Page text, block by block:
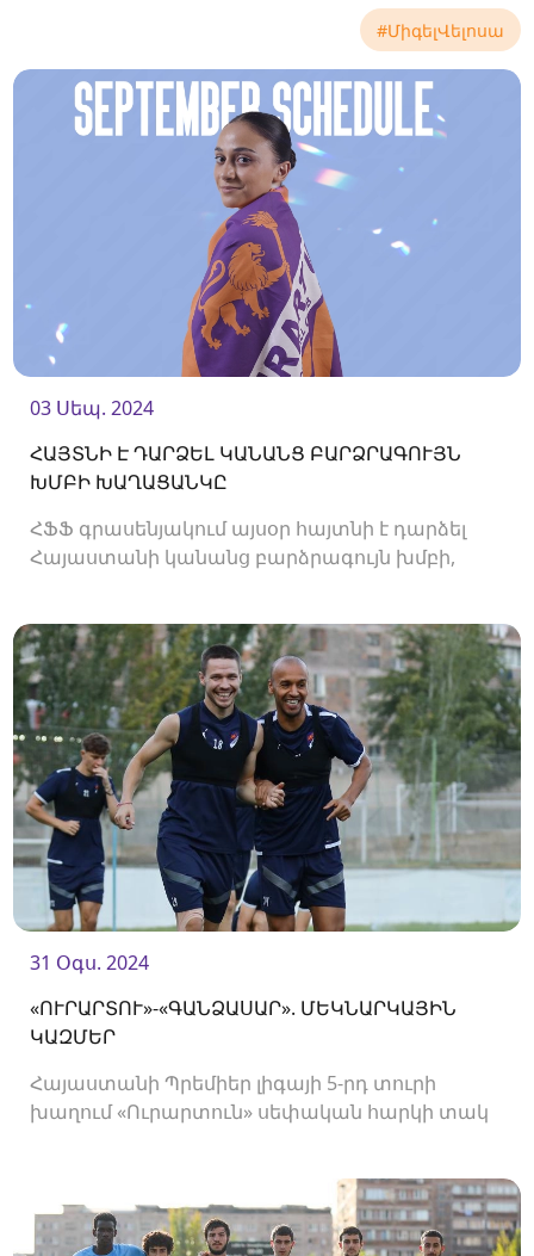
#ՄիգելՎելոսա
03 Սեպ. 2024
ՀԱՅՏՆԻ Է ԴԱՐՁԵԼ ԿԱՆԱՆՑ ԲԱՐՁՐԱԳՈՒՅՆ
ԽՄԲԻ ԽԱՂԱՑԱՆԿԸ
ՀՖՖ գրասենյակում այսօր հայտնի է դարձել
Հայաստանի կանանց բարձրագույն խմբի,
31 Օգս. 2024
«ՈՒՐԱՐՏՈՒ»-«ԳԱՆՁԱՍԱՐ». ՄԵԿՆԱՐԿԱՅԻՆ
ԿԱԶՄԵՐ
Հայաստանի Պրեմիեր լիգայի 5-րդ տուրի
խաղում «Ուրարտուն» սեփական հարկի տակ
կմեկնարկի 19։00-ին։